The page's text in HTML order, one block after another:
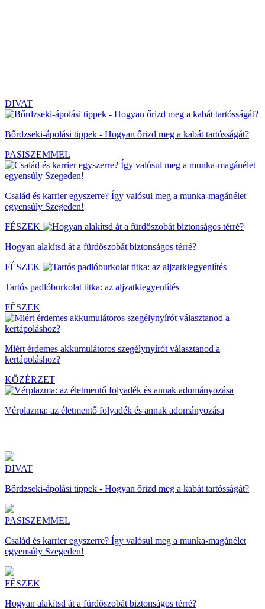
DIVAT
Bőrdzseki-ápolási tippek - Hogyan őrizd meg a kabát tartósságát?
PASISZEMMEL
Család és karrier egyszerre? Így valósul meg a munka-magánélet
egyensúly Szegeden!
FÉSZEK
Hogyan alakítsd át a fürdőszobát biztonságos térré?
FÉSZEK
Tartós padlóburkolat titka: az aljzatkiegyenlítés
FÉSZEK
Miért érdemes akkumulátoros szegélynyírót választanod a
kertápoláshoz?
KÖZÉRZET
Vérplazma: az életmentő folyadék és annak adományozása
DIVAT
Bőrdzseki-ápolási tippek - Hogyan őrizd meg a kabát tartósságát?
PASISZEMMEL
Család és karrier egyszerre? Így valósul meg a munka-magánélet
egyensúly Szegeden!
FÉSZEK
Hogyan alakítsd át a fürdőszobát biztonságos térré?